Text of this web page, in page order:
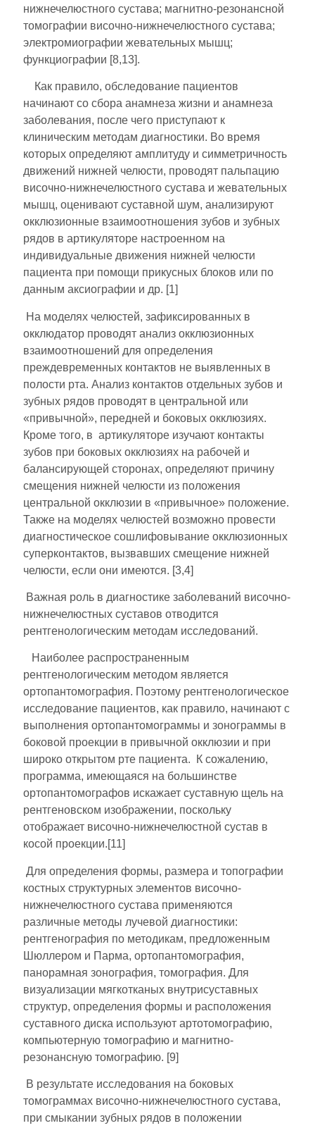
нижнечелюстного сустава; магнитно-резонансной
томографии височно-нижнечелюстного сустава;
электромиографии жевательных мышц;
функциографии [8,13].
Как правило, обследование пациентов
начинают со сбора анамнеза жизни и анамнеза
заболевания, после чего приступают к
клиническим методам диагностики. Во время
которых определяют амплитуду и симметричность
движений нижней челюсти, проводят пальпацию
височно-нижнечелюстного сустава и жевательных
мышц, оценивают суставной шум, анализируют
окклюзионные взаимоотношения зубов и зубных
рядов в артикуляторе настроенном на
индивидуальные движения нижней челюсти
пациента при помощи прикусных блоков или по
данным аксиографии и др. [1]
На моделях челюстей, зафиксированных в
окклюдатор проводят анализ окклюзионных
взаимоотношений для определения
преждевременных контактов не выявленных в
полости рта. Анализ контактов отдельных зубов и
зубных рядов проводят в центральной или
«привычной», передней и боковых окклюзиях.
Кроме того, в артикуляторе изучают контакты
зубов при боковых окклюзиях на рабочей и
балансирующей сторонах, определяют причину
смещения нижней челюсти из положения
центральной окклюзии в «привычное» положение.
Также на моделях челюстей возможно провести
диагностическое сошлифовывание окклюзионных
суперконтактов, вызвавших смещение нижней
челюсти, если они имеются. [3,4]
Важная роль в диагностике заболеваний височно-
нижнечелюстных суставов отводится
рентгенологическим методам исследований.
Наиболее распространенным
рентгенологическим методом является
ортопантомография. Поэтому рентгенологическое
исследование пациентов, как правило, начинают с
выполнения ортопантомограммы и зонограммы в
боковой проекции в привычной окклюзии и при
широко открытом рте пациента. К сожалению,
программа, имеющаяся на большинстве
ортопантомографов искажает суставную щель на
рентгеновском изображении, поскольку
отображает височно-нижнечелюстной сустав в
косой проекции.[11]
Для определения формы, размера и топографии
костных структурных элементов височно-
нижнечелюстного сустава применяются
различные методы лучевой диагностики:
рентгенография по методикам, предло­женным
Шюллером и Парма, ортопантомография,
панорамная зонография, томография. Для
визуализации мягкотканых внутрисуставных
структур, определения формы и расположения
суставного диска используют артотомографию,
компьютерную томографию и магнитно-
резонансную томографию. [9]
В результате исследования на боковых
томограммах височно-нижнечелюстного сустава,
при смыкании зубных рядов в положении